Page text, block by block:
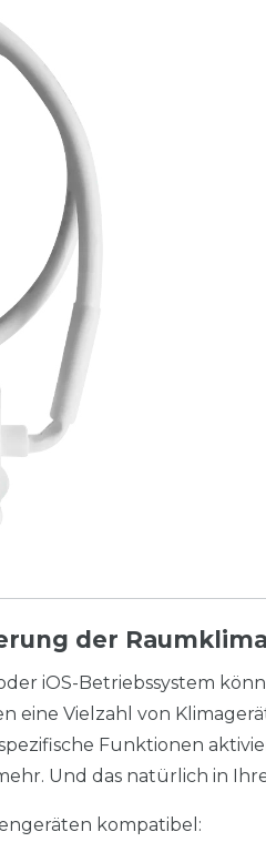
der
iOS-Betriebssystem
eine Vielzahl von
Funktionen
Und das natürlich in
kompatibel: